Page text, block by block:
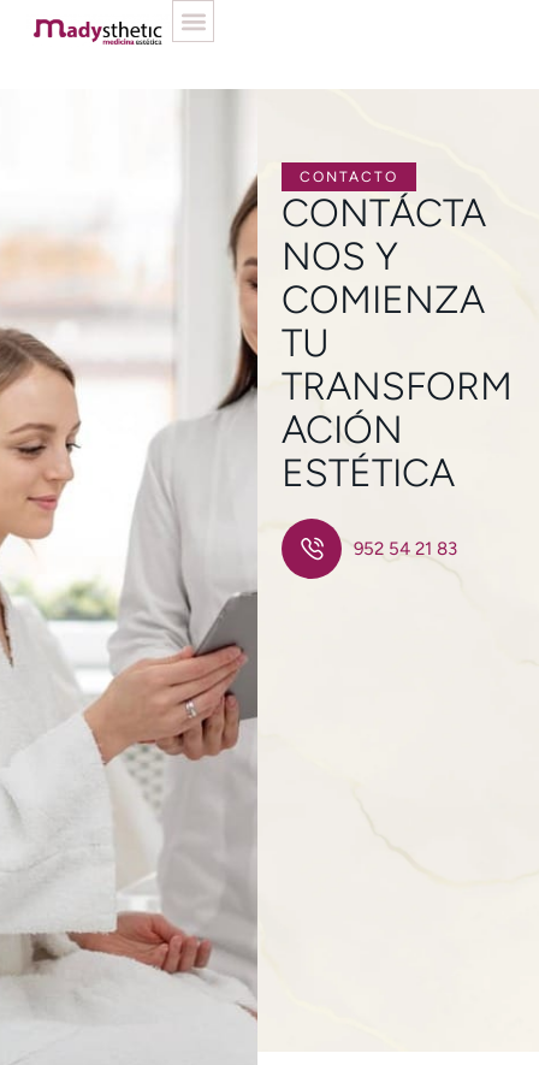
CONTACTO
CONTÁCTA
NOS Y
COMIENZA
TU
TRANSFORM
ACIÓN
ESTÉTICA
952 54 21 83